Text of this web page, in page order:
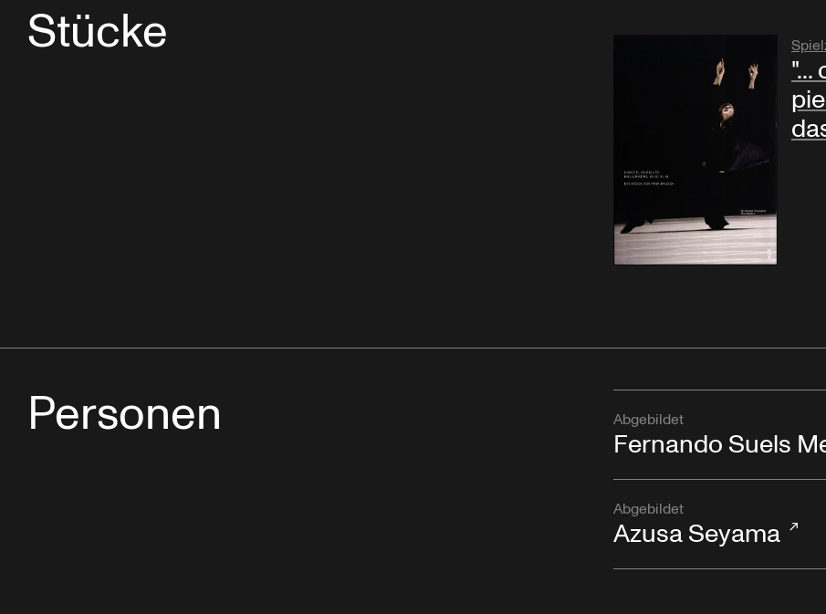
Stücke
Personen Abgebildet
Fernando Suels
Abgebildet
Azusa Seyama